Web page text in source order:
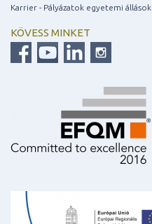
Karrier - Pályázatok egyetemi
KÖVESS MINKET